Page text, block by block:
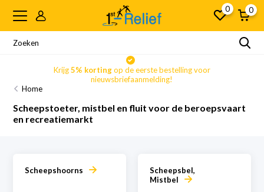
0 0
Krijg5% kortingop de eerste bestelling voor
nieuwsbriefaanmelding!
Home
Scheepstoeter, mistbel en fluit voor de beroepsvaart
en recreatiemarkt
Scheepshoorns
Scheepsbel,
Mistbel